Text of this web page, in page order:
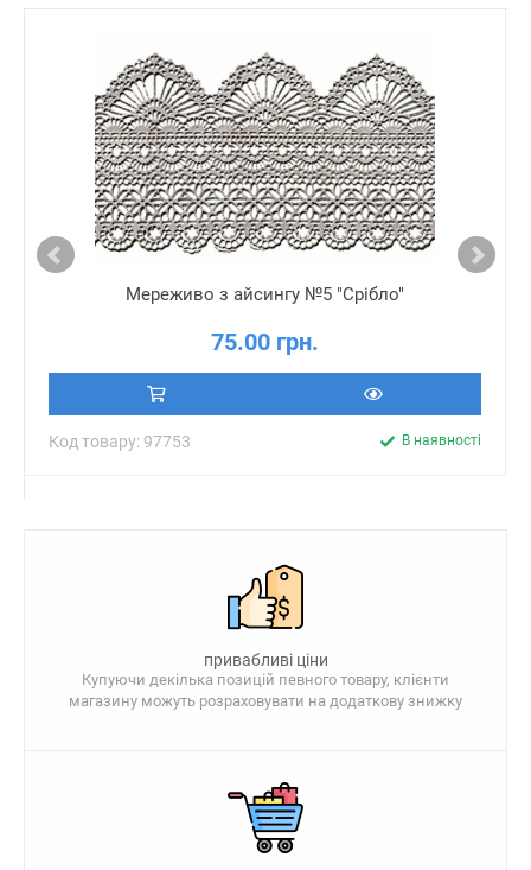
Мереживо з айсингу №5 "Срібло"
75.00 грн.
Код товару: 97753 В наявності
привабливі ціни
Купуючи декілька позицій певного товару, клієнти
магазину можуть розраховувати на додаткову знижку